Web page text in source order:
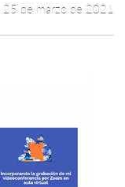
25 de marzo de 2021